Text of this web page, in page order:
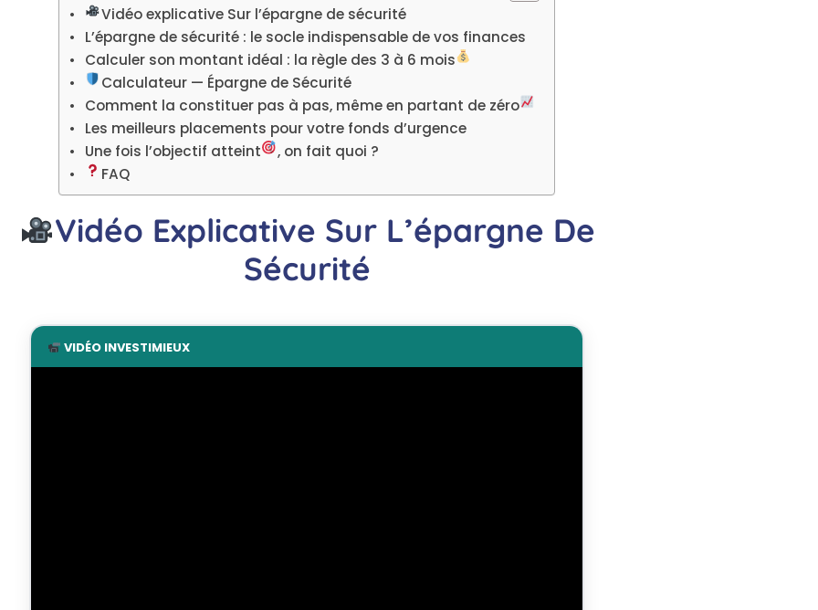
Vidéo explicative Sur l’épargne de sécurité
L’épargne de sécurité : le socle indispensable de vos finances
Calculer son montant idéal : la règle des 3 à 6 mois
Calculateur — Épargne de Sécurité
Comment la constituer pas à pas, même en partant de zéro
Les meilleurs placements pour votre fonds d’urgence
Une fois l’objectif atteint
, on fait quoi ?
FAQ
Vidéo Explicative Sur L’épargne De
Sécurité
VIDÉO INVESTIMIEUX